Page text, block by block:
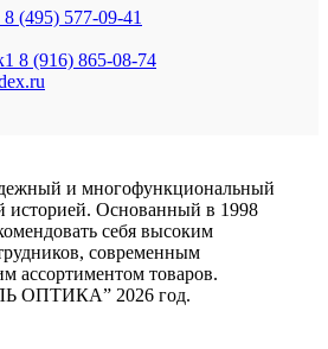
8 (495) 577-09-41
8 (916) 865-08-74
и многофункциональный
историей. Основанный в 1998
себя высоким
современным
ассортиментом товаров.
ОПТИКА” 2026 год.